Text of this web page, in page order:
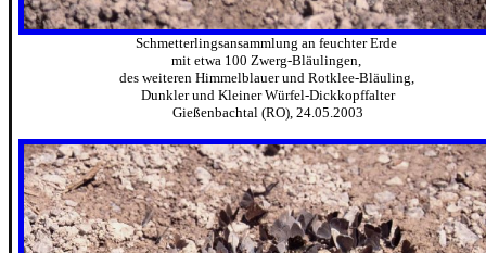
Schmetterlingsansammlung an feuchter Erde
mit etwa 100 Zwerg-Bläulingen,
des weiteren Himmelblauer und Rotklee-Bläuling,
Dunkler und Kleiner Würfel-Dickkopffalter
Gießenbachtal (RO), 24.05.2003